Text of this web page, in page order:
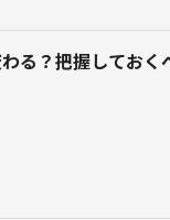
る？把握しておく